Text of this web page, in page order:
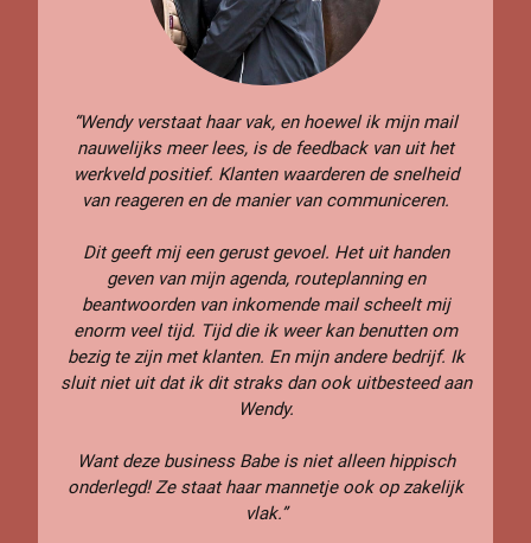
“Wendy verstaat haar vak, en hoewel ik mijn mail
nauwelijks meer lees, is de feedback van uit het
werkveld positief. Klanten waarderen de snelheid
van reageren en de manier van communiceren.
Dit geeft mij een gerust gevoel. Het uit handen
geven van mijn agenda, routeplanning en
beantwoorden van inkomende mail scheelt mij
enorm veel tijd. Tijd die ik weer kan benutten om
bezig te zijn met klanten. En mijn andere bedrijf. Ik
sluit niet uit dat ik dit straks dan ook uitbesteed aan
Wendy.
Want deze business Babe is niet alleen hippisch
onderlegd! Ze staat haar mannetje ook op zakelijk
vlak.”